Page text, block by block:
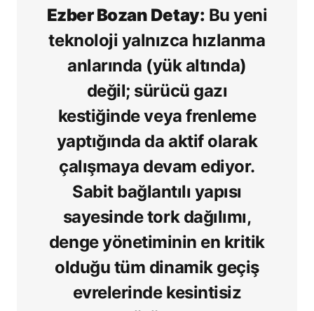
Ezber Bozan Detay: Bu yeni
teknoloji yalnızca hızlanma
anlarında (yük altında)
değil; sürücü gazı
kestiğinde veya frenleme
yaptığında da aktif olarak
çalışmaya devam ediyor.
Sabit bağlantılı yapısı
sayesinde tork dağılımı,
denge yönetiminin en kritik
olduğu tüm dinamik geçiş
evrelerinde kesintisiz